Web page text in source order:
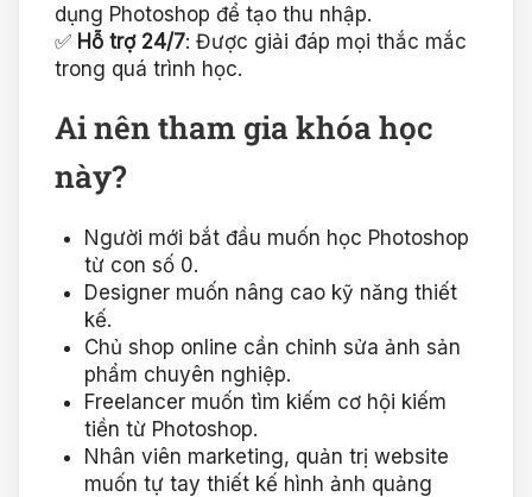
dụng Photoshop để tạo thu nhập.
✅ Hỗ trợ 24/7: Được giải đáp mọi thắc mắc
trong quá trình học.
Ai nên tham gia khóa học
này?
Người mới bắt đầu muốn học Photoshop
từ con số 0.
Designer muốn nâng cao kỹ năng thiết
kế.
Chủ shop online cần chỉnh sửa ảnh sản
phẩm chuyên nghiệp.
Freelancer muốn tìm kiếm cơ hội kiếm
tiền từ Photoshop.
Nhân viên marketing, quản trị website
muốn tự tay thiết kế hình ảnh quảng